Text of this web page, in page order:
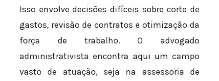
Isso envolve decisões difíceis sobre corte de
gastos, revisão de contratos e otimização da
força de trabalho. O advogado
administrativista encontra aqui um campo
vasto de atuação, seja na assessoria de